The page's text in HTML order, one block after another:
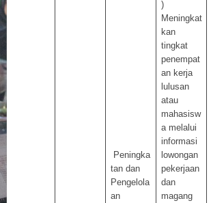
Peningka
tan dan
Pengelola
an
)
Meningkat
kan
tingkat
penempat
an kerja
lulusan
atau
mahasisw
a melalui
informasi
lowongan
pekerjaan
dan
magang